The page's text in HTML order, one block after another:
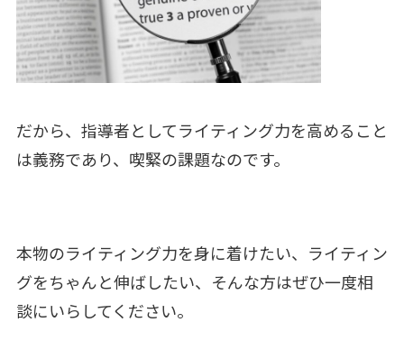
だから、指導者としてライティング力を高めること
は義務であり、喫緊の課題なのです。
本物のライティング力を身に着けたい、ライティン
グをちゃんと伸ばしたい、そんな方はぜひ一度相
談にいらしてください。